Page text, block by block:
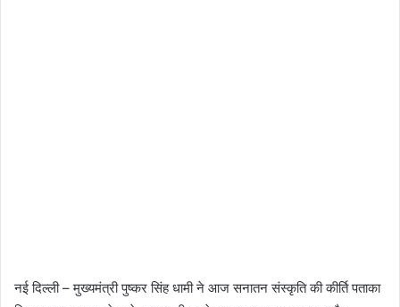
नई दिल्ली – मुख्यमंत्री पुष्कर सिंह धामी ने आज सनातन संस्कृति की कीर्ति पताका